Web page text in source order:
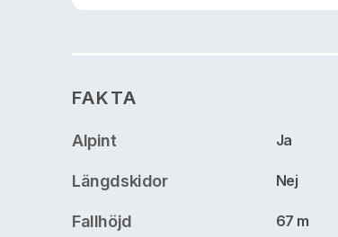
FAKTA
Alpint Ja
Längdskidor Nej
Fallhöjd 67 m